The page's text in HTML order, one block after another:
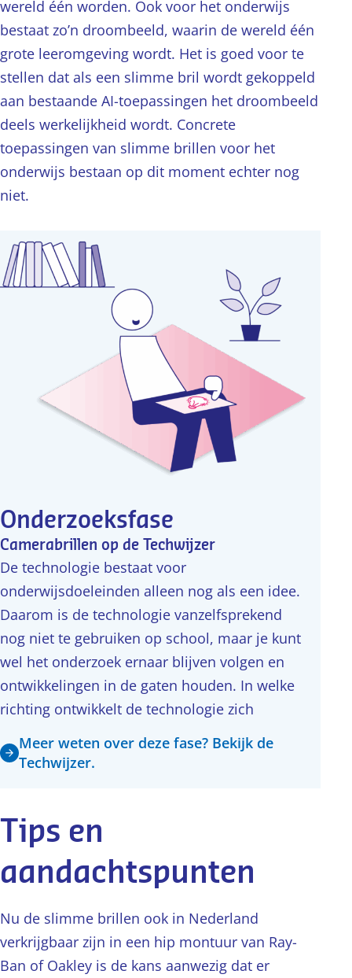
wereld één worden. Ook voor het onderwijs
bestaat zo’n droombeeld, waarin de wereld één
grote leeromgeving wordt. Het is goed voor te
stellen dat als een slimme bril wordt gekoppeld
aan bestaande AI-toepassingen het droombeeld
deels werkelijkheid wordt. Concrete
toepassingen van slimme brillen voor het
onderwijs bestaan op dit moment echter nog
niet.
Onderzoeksfase
Camerabrillen op de Techwijzer
De technologie bestaat voor
onderwijsdoeleinden alleen nog als een idee.
Daarom is de technologie vanzelfsprekend
nog niet te gebruiken op school, maar je kunt
wel het onderzoek ernaar blijven volgen en
ontwikkelingen in de gaten houden. In welke
richting ontwikkelt de technologie zich
Meer weten over deze fase? Bekijk de
Techwijzer.
Tips en
aandachtspunten
Nu de slimme brillen ook in Nederland
verkrijgbaar zijn in een hip montuur van Ray-
Ban of Oakley is de kans aanwezig dat er